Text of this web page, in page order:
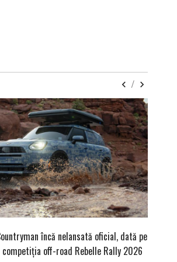
/
încă nelansată oficial, dată pe
off-road Rebelle Rally 2026